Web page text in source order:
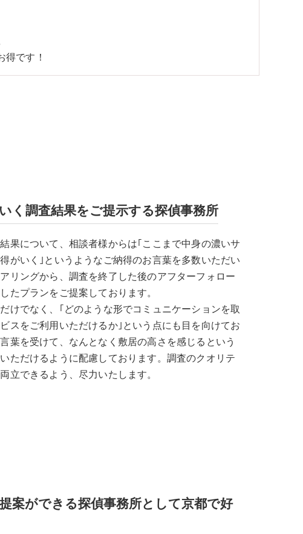
です！
く調査結果をご提示する探偵事務所
果について、相談者様からは｢ここまで中身の濃いサ
がいく｣というようなご納得のお言葉を多数いただい
リングから、調査を終了した後のアフターフォロー
たプランをご提案しております。
けでなく、｢どのような形でコミュニケーションを取
スをご利用いただけるか｣という点にも目を向けてお
葉を受けて、なんとなく敷居の高さを感じるという
ただけるように配慮しております。調査のクオリテ
立できるよう、尽力いたします。
案ができる探偵事務所として京都で好